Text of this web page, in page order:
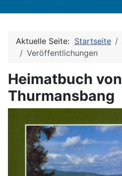
Aktuelle Seite: Startseite
Veröffentlichungen
Heimatbuch von
Thurmansbang